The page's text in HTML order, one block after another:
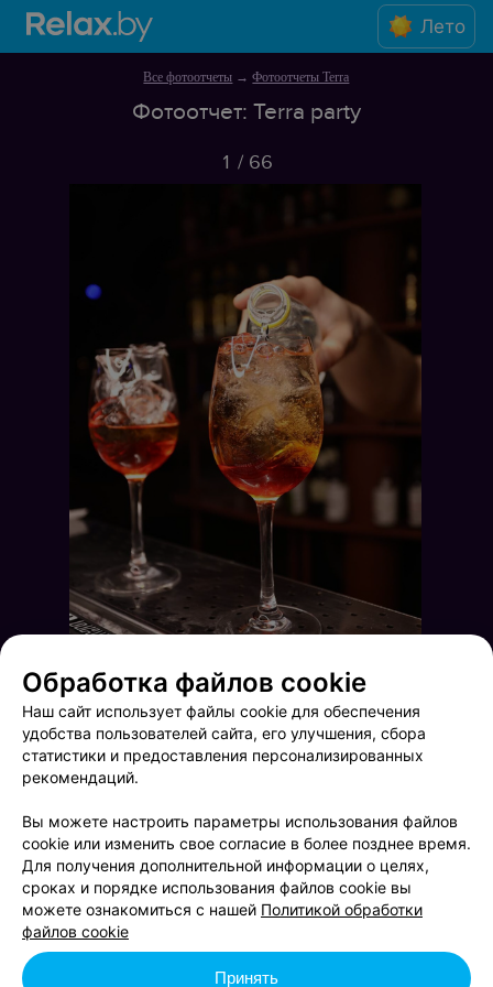
Лето
Все фотоотчеты →Фотоотчеты Terra
Фотоотчет: Terra party
1 / 66
Saturday party Friday party
Обработка файлов cookie
Наш сайт использует файлы cookie для обеспечения
удобства пользователей сайта, его улучшения, сбора
статистики и предоставления персонализированных
рекомендаций.
Вы можете настроить параметры использования файлов
cookie или изменить свое согласие в более позднее время.
Для получения дополнительной информации о целях,
сроках и порядке использования файлов cookie вы
можете ознакомиться с нашей Политикой обработки
файлов cookie
Принять